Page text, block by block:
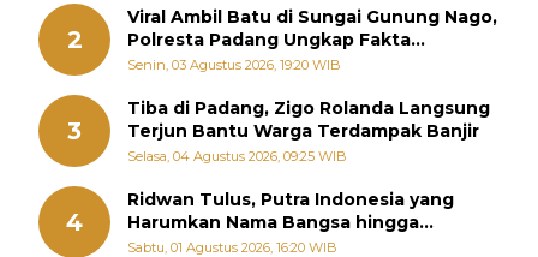
2
Viral Ambil Batu di Sungai Gunung Nago,
Polresta Padang Ungkap Fakta
Sebenarnya
Senin, 03 Agustus 2026, 19:20 WIB
3
Tiba di Padang, Zigo Rolanda Langsung
Terjun Bantu Warga Terdampak Banjir
Selasa, 04 Agustus 2026, 09:25 WIB
4
Ridwan Tulus, Putra Indonesia yang
Harumkan Nama Bangsa hingga
Diabadikan dalam Buku Jepang
Sabtu, 01 Agustus 2026, 16:20 WIB